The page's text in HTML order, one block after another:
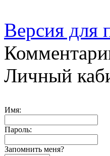
Версия для
Личный
Имя:
Пароль:
Запомнить меня?